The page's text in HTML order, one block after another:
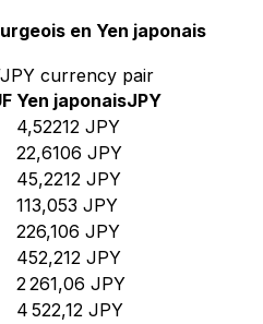
en Yen japonais
currency pair
Yen japonaisJPY
4,52212 JPY
22,6106 JPY
45,2212 JPY
113,053 JPY
226,106 JPY
452,212 JPY
2 261,06 JPY
4 522,12 JPY